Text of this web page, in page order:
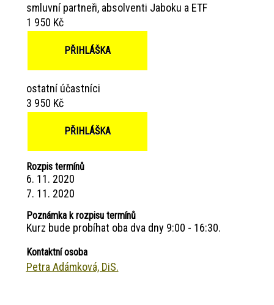
smluvní partneři, absolventi Jaboku a ETF
1 950 Kč
PŘIHLÁŠKA
ostatní účastníci
3 950 Kč
PŘIHLÁŠKA
Rozpis termínů
6. 11. 2020
7. 11. 2020
Poznámka k rozpisu termínů
Kurz bude probíhat oba dva dny 9:00 - 16:30.
Kontaktní osoba
Petra Adámková, DiS.